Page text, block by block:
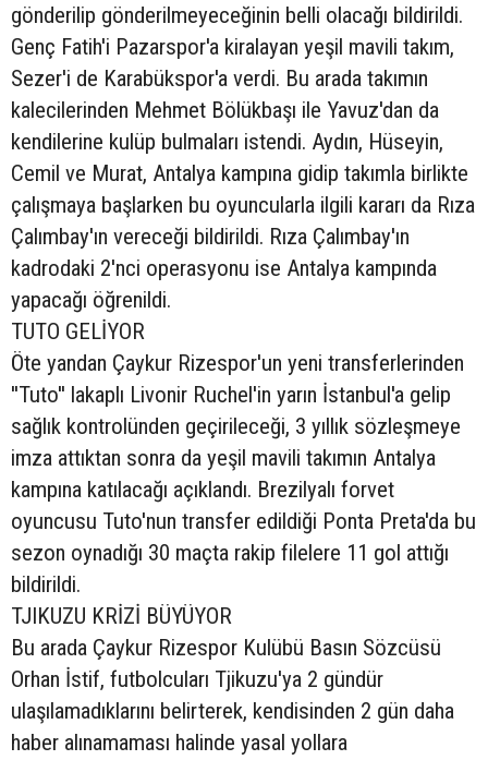
gönderilip gönderilmeyeceğinin belli olacağı bildirildi.
Genç Fatih'i Pazarspor'a kiralayan yeşil mavili takım,
Sezer'i de Karabükspor'a verdi. Bu arada takımın
kalecilerinden Mehmet Bölükbaşı ile Yavuz'dan da
kendilerine kulüp bulmaları istendi. Aydın, Hüseyin,
Cemil ve Murat, Antalya kampına gidip takımla birlikte
çalışmaya başlarken bu oyuncularla ilgili kararı da Rıza
Çalımbay'ın vereceği bildirildi. Rıza Çalımbay'ın
kadrodaki 2'nci operasyonu ise Antalya kampında
yapacağı öğrenildi.
TUTO GELİYOR
Öte yandan Çaykur Rizespor'un yeni transferlerinden
''Tuto'' lakaplı Livonir Ruchel'in yarın İstanbul'a gelip
sağlık kontrolünden geçirileceği, 3 yıllık sözleşmeye
imza attıktan sonra da yeşil mavili takımın Antalya
kampına katılacağı açıklandı. Brezilyalı forvet
oyuncusu Tuto'nun transfer edildiği Ponta Preta'da bu
sezon oynadığı 30 maçta rakip filelere 11 gol attığı
bildirildi.
TJIKUZU KRİZİ BÜYÜYOR
Bu arada Çaykur Rizespor Kulübü Basın Sözcüsü
Orhan İstif, futbolcuları Tjikuzu'ya 2 gündür
ulaşılamadıklarını belirterek, kendisinden 2 gün daha
haber alınamaması halinde yasal yollara